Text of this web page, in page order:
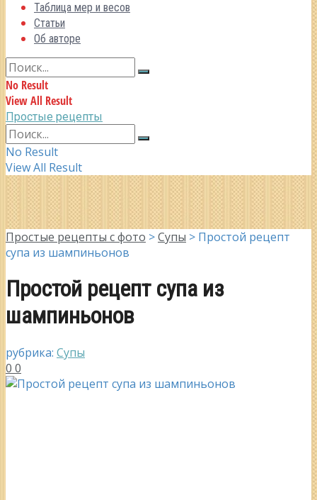
Таблица мер и весов
Статьи
Об авторе
No Result
View All Result
Простые рецепты
No Result
View All Result
Простые рецепты с фото >Супы > Простой рецепт
супа из шампиньонов
Простой рецепт супа из
шампиньонов
рубрика: Супы
0 0